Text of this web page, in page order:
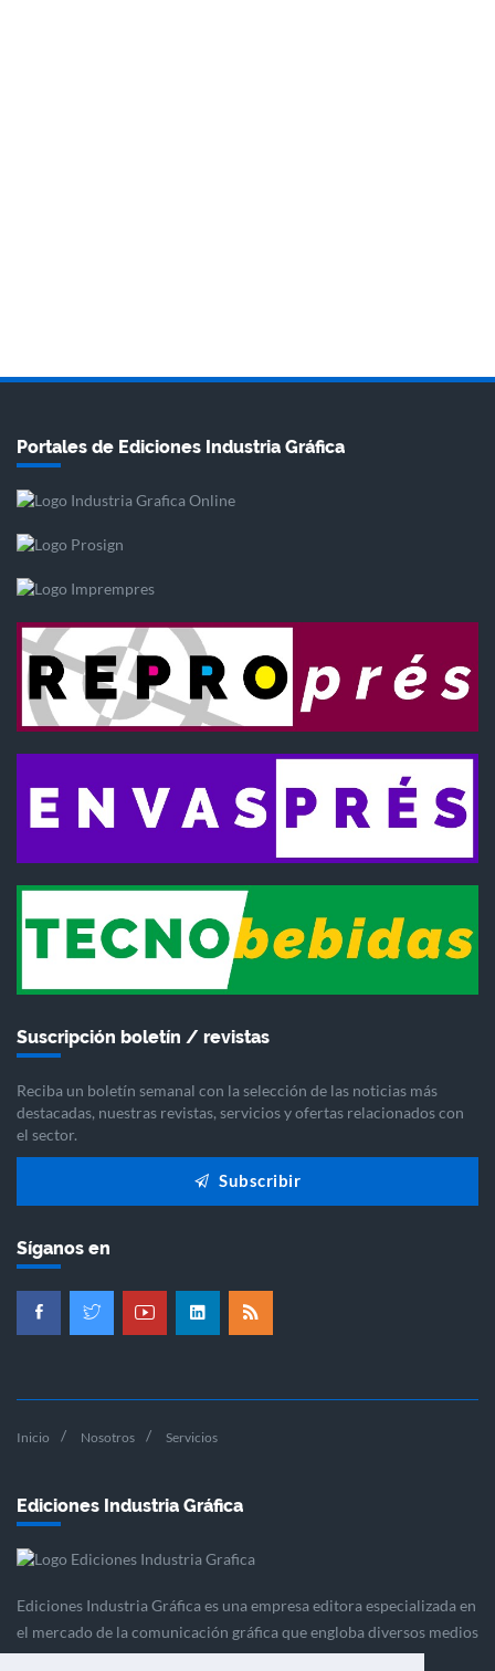
Portales de Ediciones Industria Gráfica
Suscripción boletín / revistas
Reciba un boletín semanal con la selección de las noticias más
destacadas, nuestras revistas, servicios y ofertas relacionados con
el sector.
Subscribir
Síganos en
Inicio Nosotros Servicios
Ediciones Industria Gráfica
Ediciones Industria Gráfica es una empresa editora especializada en
el mercado de la comunicación gráfica que engloba diversos medios
profesionales especializados en el mercado gráfico, la